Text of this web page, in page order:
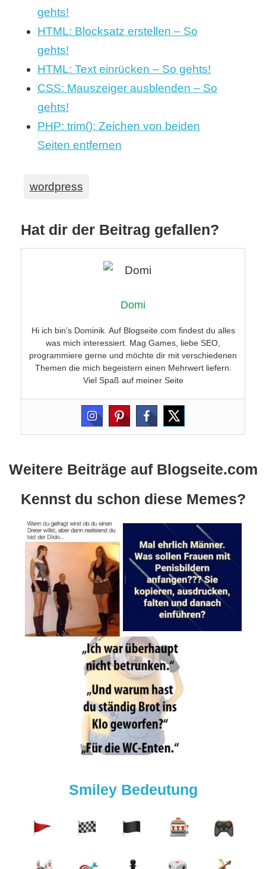
gehts!
HTML: Blocksatz erstellen – So
gehts!
HTML: Text einrücken – So gehts!
CSS: Mauszeiger ausblenden – So
gehts!
PHP: trim(): Zeichen von beiden
Seiten entfernen
wordpress
Hat dir der Beitrag gefallen?
Domi
Hi ich bin’s Dominik. Auf Blogseite.com findest du alles
was mich interessiert. Mag Games, liebe SEO,
programmiere gerne und möchte dir mit verschiedenen
Themen die mich begeistern einen Mehrwert liefern.
Viel Spaß auf meiner Seite
Weitere Beiträge auf Blogseite.com
Kennst du schon diese Memes?
Smiley Bedeutung